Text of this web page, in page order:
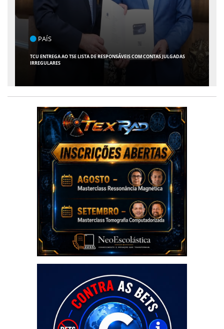
ENTRETENIMENTO
ARACAJU RECEBE ESPETÁCULO INFANTIL "SPIDEY E SEUS AMIGOS" COM
AVENTURA AO VIVO NO TEATRO ATHENEU